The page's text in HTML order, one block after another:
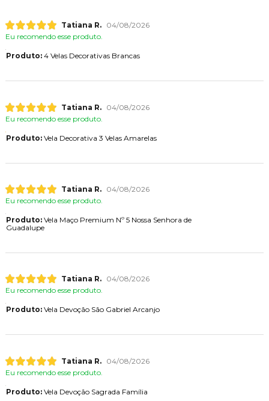
Tatiana R.
04/08/2026
Eu recomendo esse produto.
Produto:4 Velas Decorativas Brancas
Tatiana R.
04/08/2026
Eu recomendo esse produto.
Produto:Vela Decorativa 3 Velas Amarelas
Tatiana R.
04/08/2026
Eu recomendo esse produto.
Produto:Vela Maço Premium Nº 5 Nossa Senhora de
Guadalupe
Tatiana R.
04/08/2026
Eu recomendo esse produto.
Produto:Vela Devoção São Gabriel Arcanjo
Tatiana R.
04/08/2026
Eu recomendo esse produto.
Produto:Vela Devoção Sagrada Família